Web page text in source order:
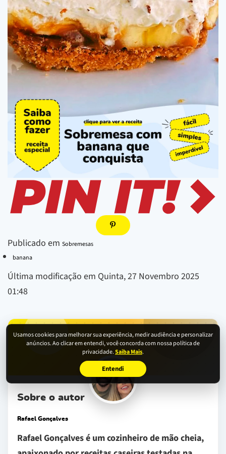
Usamos cookies para melhorar sua experiência, medir audiência e personalizar
anúncios. Ao clicar em entendi, você concorda com nossa política de
privacidade.Saiba Mais.
Entendi
Publicado em Sobremesas
banana
Última modificação em Quinta, 27 Novembro 2025
01:48
Sobre o autor
Rafael Gonçalves
Rafael Gonçalves é um cozinheiro de mão cheia,